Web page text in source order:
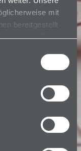
mit
bereitgestellt
der Dienste